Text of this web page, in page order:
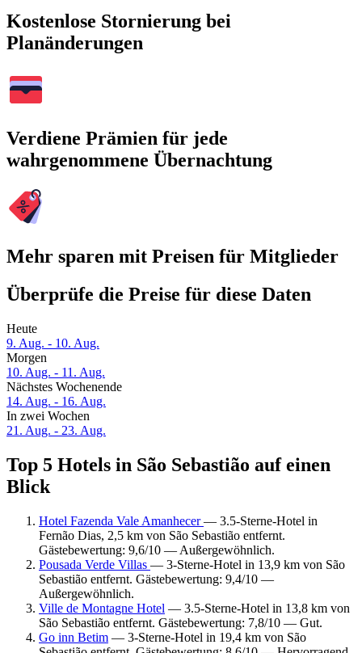
Kostenlose Stornierung bei
Planänderungen
Verdiene Prämien für jede
wahrgenommene Übernachtung
Mehr sparen mit Preisen für Mitglieder
Überprüfe die Preise für diese Daten
Heute
9. Aug. - 10. Aug.
Morgen
10. Aug. - 11. Aug.
Nächstes Wochenende
14. Aug. - 16. Aug.
In zwei Wochen
21. Aug. - 23. Aug.
Top 5 Hotels in São Sebastião auf einen
Blick
Hotel Fazenda Vale Amanhecer— 3.5-Sterne-Hotel in
Fernão Dias, 2,5 km von São Sebastião entfernt.
Gästebewertung: 9,6/10 — Außergewöhnlich.
Pousada Verde Villas — 3-Sterne-Hotel in 13,9 km von São
Sebastião entfernt. Gästebewertung: 9,4/10 —
Außergewöhnlich.
Ville de Montagne Hotel — 3.5-Sterne-Hotel in 13,8 km von
São Sebastião entfernt. Gästebewertung: 7,8/10 — Gut.
Go inn Betim — 3-Sterne-Hotel in 19,4 km von São